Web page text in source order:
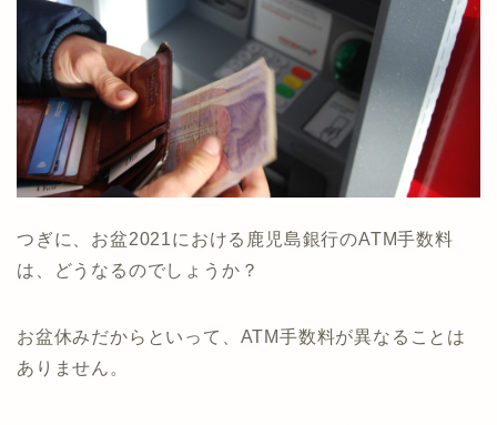
つぎに、お盆2021における鹿児島銀行のATM手数料
は、どうなるのでしょうか？
お盆休みだからといって、ATM手数料が異なることは
ありません。